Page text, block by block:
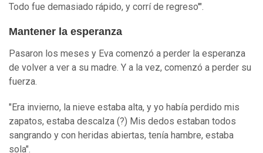
Todo fue demasiado rápido, y corrí de regreso'".
Mantener la esperanza
Pasaron los meses y Eva comenzó a perder la esperanza
de volver a ver a su madre. Y a la vez, comenzó a perder su
fuerza.
"Era invierno, la nieve estaba alta, y yo había perdido mis
zapatos, estaba descalza (?) Mis dedos estaban todos
sangrando y con heridas abiertas, tenía hambre, estaba
sola".